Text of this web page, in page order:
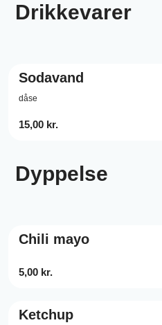
Drikkevarer
Sodavand
dåse
15,00 kr.
Dyppelse
Chili mayo
5,00 kr.
Ketchup